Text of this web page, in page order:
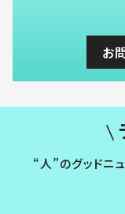
お
“人”のグッドニ